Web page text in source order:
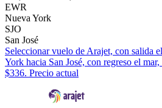
EWR
Nueva York
SJO
San José
Seleccionar vuelo de Arajet, con salida
York hacia San José, con regreso el
$336. Precio actual